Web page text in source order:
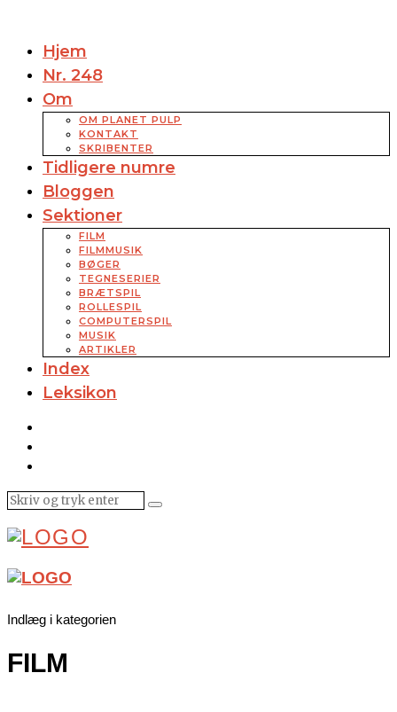
Hjem
Nr. 248
Om
OM PLANET PULP
KONTAKT
SKRIBENTER
Tidligere numre
Bloggen
Sektioner
FILM
FILMMUSIK
BØGER
TEGNESERIER
BRÆTSPIL
ROLLESPIL
COMPUTERSPIL
MUSIK
ARTIKLER
Index
Leksikon
Indlæg i kategorien
FILM